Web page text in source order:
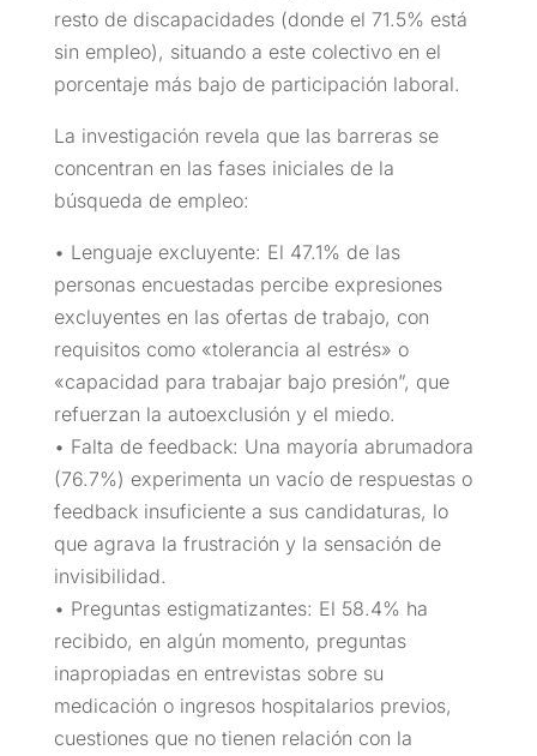
resto de discapacidades (donde el 71.5% está
sin empleo), situando a este colectivo en el
porcentaje más bajo de participación laboral.
La investigación revela que las barreras se
concentran en las fases iniciales de la
búsqueda de empleo:
• Lenguaje excluyente: El 47.1% de las
personas encuestadas percibe expresiones
excluyentes en las ofertas de trabajo, con
requisitos como «tolerancia al estrés» o
«capacidad para trabajar bajo presión”, que
refuerzan la autoexclusión y el miedo.
• Falta de feedback: Una mayoría abrumadora
(76.7%) experimenta un vacío de respuestas o
feedback insuficiente a sus candidaturas, lo
que agrava la frustración y la sensación de
invisibilidad.
• Preguntas estigmatizantes: El 58.4% ha
recibido, en algún momento, preguntas
inapropiadas en entrevistas sobre su
medicación o ingresos hospitalarios previos,
cuestiones que no tienen relación con la